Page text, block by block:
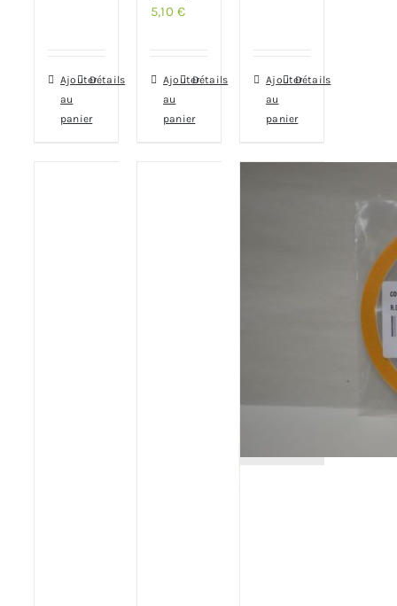
Ajouter
au
panier
Détails
5,10€
Ajouter
au
panier
Détails
Ajouter
au
panier
Détails